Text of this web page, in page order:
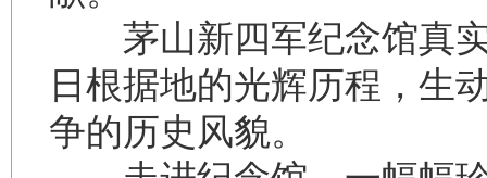
茅山新四军纪念馆真实
日根据地的光辉历程，生
争的历史风貌。